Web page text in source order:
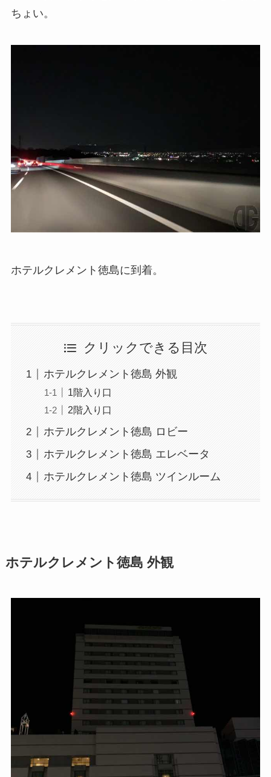
ちょい。
ホテルクレメント徳島に到着。
クリックできる目次
ホテルクレメント徳島 外観
1階入り口
2階入り口
ホテルクレメント徳島 ロビー
ホテルクレメント徳島 エレベータ
ホテルクレメント徳島 ツインルーム
ホテルクレメント徳島 外観